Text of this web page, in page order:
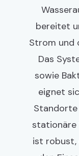
bereitet
Strom und
Das
sowie
eignet
Standorte
stationäre
ist robust,